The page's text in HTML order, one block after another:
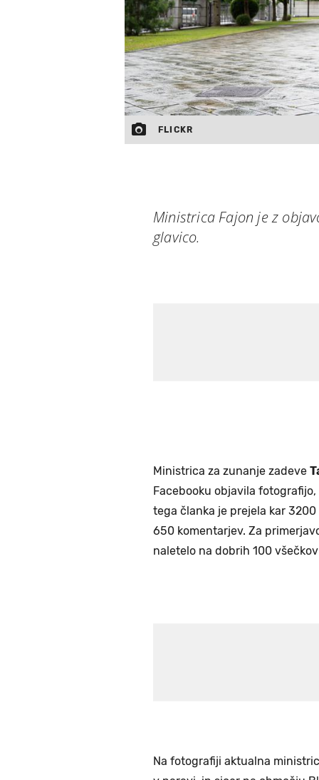
FLICKR
Ministrica Fajon je z
glavico.
Ministrica za zunanje zadeve
Facebooku objavila
tega članka je prejela kar
650 komentarjev. Za
naletelo na dobrih 100
Na fotografiji aktualna